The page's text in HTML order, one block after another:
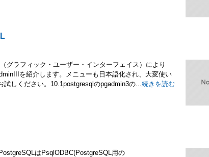
グラフィック・ユーザー・インターフェイス）により
を紹介します。メニューも日本語化され、大変使い
しください。10.1postgresqlのpgadmin3の...続きを読む
はPsqlODBC(PostgreSQL用の